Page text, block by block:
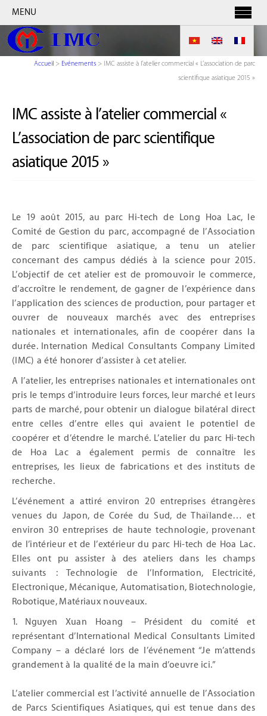
MENU
Accueil > Evénements > IMC assiste à l’atelier commercial « L’association de parc
scientifique asiatique 2015 »
IMC assiste à l’atelier commercial «
L’association de parc scientifique
asiatique 2015 »
Le 19 août 2015, au parc Hi-tech de Long Hoa Lac, le
Comité de Gestion du parc, accompagné de l’Association
de parc scientifique asiatique, a tenu un atelier
concernant des campus dédiés à la science pour 2015.
L’objectif de cet atelier est de promouvoir le commerce,
d’accroître le rendement, de gagner de l’expérience dans
l’application des sciences de production, pour partager et
ouvrer de nouveaux marchés avec des entreprises
nationales et internationales, afin de coopérer dans la
durée. Internation Medical Consultants Company Limited
(IMC) a été honorer d’assister à cet atelier.
A l’atelier, les entreprises nationales et internationales ont
pris le temps d’introduire leurs forces, leur marché et leurs
parts de marché, pour obtenir un dialogue bilatéral direct
entre celles d’entre elles qui avaient le potentiel de
coopérer et d’étendre le marché. L’atelier du parc Hi-tech
de Hoa Lac a également permis de connaître les
entreprises, les lieux de fabrications et des instituts de
recherche.
L’événement a attiré environ 20 entreprises étrangères
venues du Japon, de Corée du Sud, de Thaïlande… et
environ 30 entreprises de haute technologie, provenant
de l’intérieur et de l’extérieur du parc Hi-tech de Hoa Lac.
Elles ont pu assister à des ateliers dans les champs
suivants : Technologie de l’Information, Electricité,
Electronique, Mécanique, Automatisation, Biotechnologie,
Robotique, Matériaux nouveaux.
Nguyen Xuan Hoang – Président du comité et
représentant d’International Medical Consultants Limited
Company – a déclaré lors de l’événement “Je m’attends
grandement à la qualité de la main d’oeuvre ici.”
L’atelier commercial est l’activité annuelle de l’Association
de Parcs Scientifiques Asiatiques, qui est tenue dans des